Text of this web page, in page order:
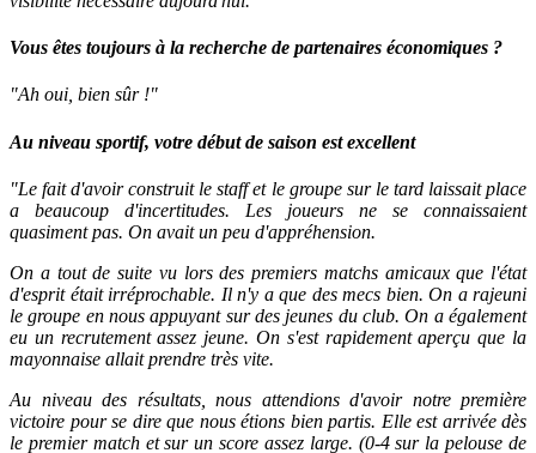
Vous êtes toujours à la recherche de partenaires économiques ?
"Ah oui, bien sûr !"
Au niveau sportif, votre début de saison est excellent
"Le fait d'avoir construit le staff et le groupe sur le tard laissait place
a beaucoup d'incertitudes. Les joueurs ne se connaissaient
quasiment pas. On avait un peu d'appréhension.
On a tout de suite vu lors des premiers matchs amicaux que l'état
d'esprit était irréprochable. Il n'y a que des mecs bien. On a rajeuni
le groupe en nous appuyant sur des jeunes du club. On a également
eu un recrutement assez jeune. On s'est rapidement aperçu que la
mayonnaise allait prendre très vite.
Au niveau des résultats, nous attendions d'avoir notre première
victoire pour se dire que nous étions bien partis. Elle est arrivée dès
le premier match et sur un score assez large. (0-4 sur la pelouse de